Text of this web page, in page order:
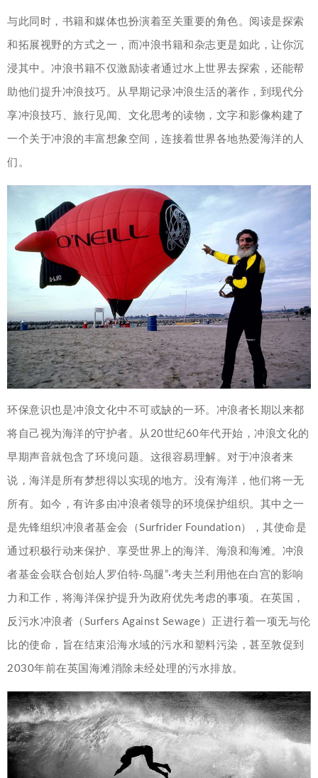
与此同时，书籍和媒体也扮演着至关重要的角色。阅读是探索
和拓展视野的方式之一，而冲浪书籍和杂志更是如此，让你沉
浸其中。冲浪书籍不仅激励读者通过水上世界去探索，还能帮
助他们提升冲浪技巧。从早期记录冲浪生活的著作，到现代分
享冲浪技巧、旅行见闻、文化思考的读物，文字和影像构建了
一个关于冲浪的丰富想象空间，连接着世界各地热爱海洋的人
们。
环保意识也是冲浪文化中不可或缺的一环。冲浪者长期以来都
将自己视为海洋的守护者。从20世纪60年代开始，冲浪文化的
早期声音就包含了环境问题。这很容易理解。对于冲浪者来
说，海洋是所有梦想得以实现的地方。没有海洋，他们将一无
所有。如今，有许多由冲浪者领导的环境保护组织。其中之一
是先锋组织冲浪者基金会（Surfrider Foundation），其使命是
通过积极行动来保护、享受世界上的海洋、海浪和海滩。冲浪
者基金会联合创始人罗伯特·鸟腿”·考夫兰利用他在白宫的影响
力和工作，将海洋保护提升为政府优先考虑的事项。在英国，
反污水冲浪者（Surfers Against Sewage）正进行着一项无与伦
比的使命，旨在结束沿海水域的污水和塑料污染，甚至敦促到
2030年前在英国海滩消除未经处理的污水排放。